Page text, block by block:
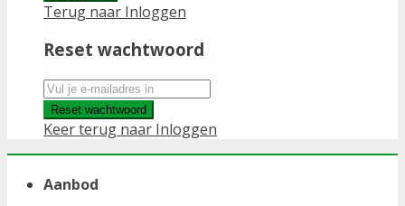
Terug naar Inloggen
Reset wachtwoord
Reset wachtwoord
Keer terug naar Inloggen
Aanbod